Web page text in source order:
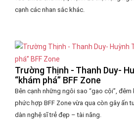
cạnh các nhan sắc khác.
Trường Thịnh - Thanh Duy-
“khám phá” BFF Zone
Bên cạnh những ngôi sao “gạo cội”,
phức hợp BFF Zone vừa qua còn gây ấn
dàn nghệ sĩ trẻ đẹp – tài năng.